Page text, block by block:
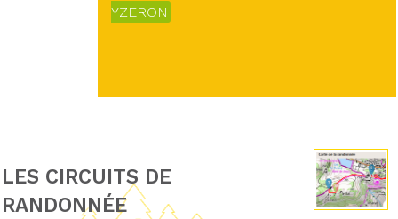
YZERON
LES CIRCUITS DE
RANDONNÉE